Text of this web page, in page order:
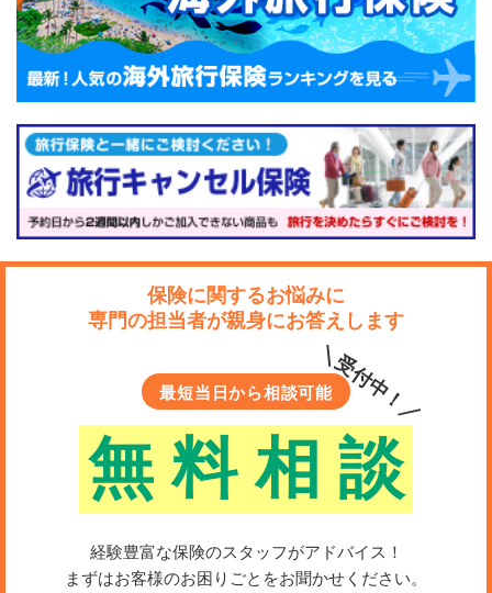
保険に関するお悩みに
専門の担当者が親身にお答えします
最短当日から相談可能
無 料 相 談
＼受付中！／
経験豊富な保険のスタッフがアドバイス！
まずはお客様のお困りごとをお聞かせください。